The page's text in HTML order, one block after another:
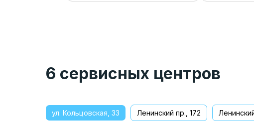
6 сервисных центров
ул. Кольцовская, 33 Ленинский пр., 172